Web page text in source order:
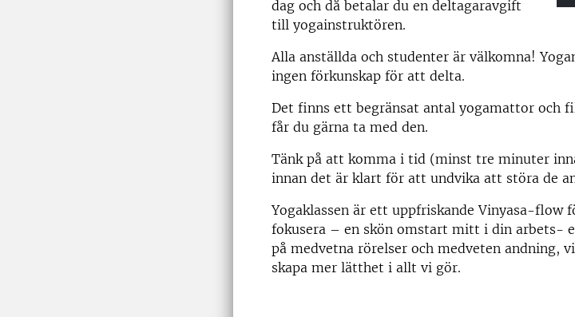
dag och då betalar du en deltagaravgift
till yogainstruktören.
Alla anställda och studenter är välkomna!
ingen förkunskap för att delta.
Det finns ett begränsat antal yogamattor och
får du gärna ta med den.
Tänk på att komma i tid (minst tre minuter
innan det är klart för att undvika att störa de
Yogaklassen är ett uppfriskande Vinyasa-flow
fokusera – en skön omstart mitt i din arbets-
på medvetna rörelser och medveten andning,
skapa mer lätthet i allt vi gör.